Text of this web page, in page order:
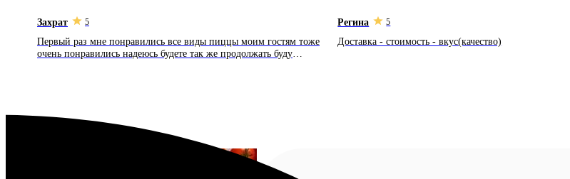
Захрат 5
Первый раз мне понравились все виды пиццы моим гостям тоже
очень понравились надеюсь будете так же продолжать буду
Регина 5
Доставка - стоимость - вкус(качество)